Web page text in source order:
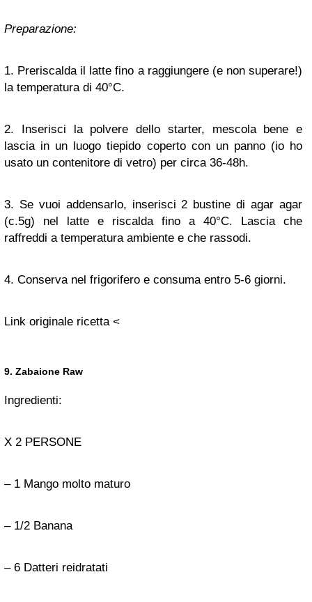
Preparazione:
1. Preriscalda il latte fino a raggiungere (e non superare!)
la temperatura di 40°C.
2. Inserisci la polvere dello starter, mescola bene e
lascia in un luogo tiepido coperto con un panno (io ho
usato un contenitore di vetro) per circa 36-48h.
3. Se vuoi addensarlo, inserisci 2 bustine di agar agar
(c.5g) nel latte e riscalda fino a 40°C. Lascia che
raffreddi a temperatura ambiente e che rassodi.
4. Conserva nel frigorifero e consuma entro 5-6 giorni.
Link originale ricetta <
9. Zabaione Raw
Ingredienti:
X 2 PERSONE
– 1 Mango molto maturo
– 1/2 Banana
– 6 Datteri reidratati